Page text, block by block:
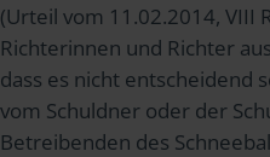
(Urteil vom 11.02.2014, VIII
Richterinnen und Richter
dass es nicht entscheidend
vom Schuldner oder der
Betreibenden des